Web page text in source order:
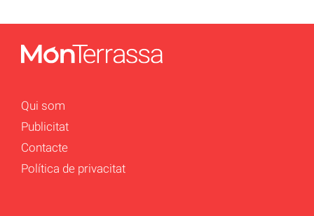
Qui som
Publicitat
Contacte
Política de privacitat